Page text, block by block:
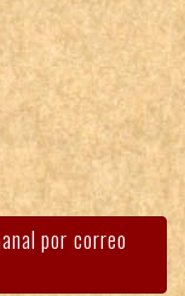
por correo